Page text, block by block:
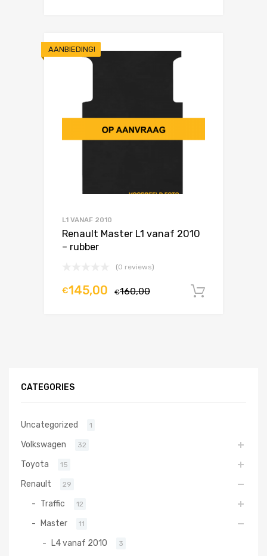
AANBIEDING!
L1 VANAF 2010
Renault Master L1 vanaf 2010
– rubber
(0 reviews)
€160,00
€145,00
CATEGORIES
Uncategorized 1
Volkswagen 32
Toyota 15
Renault 29
Traffic 12
Master 11
L4 vanaf 2010 3